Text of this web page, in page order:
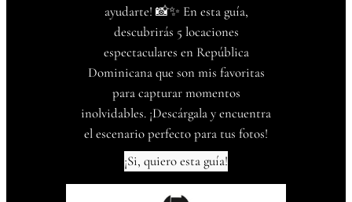
ayudarte! 📸✨ En esta guía,
descubrirás 5 locaciones
espectaculares en República
Dominicana que son mis favoritas
para capturar momentos
inolvidables. ¡Descárgala y encuentra
el escenario perfecto para tus fotos!
¡Si, quiero esta guía!